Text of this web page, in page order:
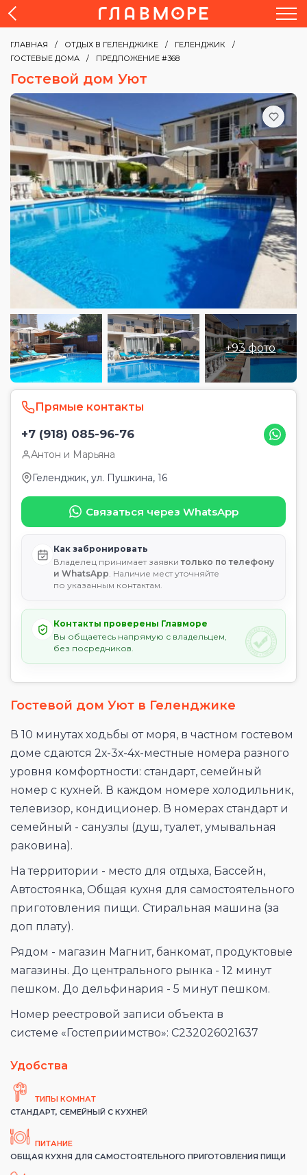
ГЛАВНАЯ ОТДЫХ В ГЕЛЕНДЖИКЕ
ГЕЛЕНДЖИК
ГОСТЕВЫЕ ДОМА
ПРЕДЛОЖЕНИЕ #368
Гостевой дом Уют
+93 фото
Прямые контакты
+7 (918) 085-96-76
Антон и Марьяна
Геленджик, ул. Пушкина, 16
Связаться через WhatsApp
Как забронировать
Владелец принимает заявкитолько по телефону
и WhatsApp . Наличие мест уточняйте
по указанным контактам.
Контакты проверены Главморе
Вы общаетесь напрямую с владельцем,
без посредников.
Гостевой дом Уют в Геленджике
В 10 минутах ходьбы от моря, в частном гостевом
доме сдаются 2х-3х-4х-местные номера разного
уровня комфортности: стандарт, семейный
номер с кухней. В каждом номере холодильник,
телевизор, кондиционер. В номерах стандарт и
семейный - санузлы (душ, туалет, умывальная
раковина).
На территории - место для отдыха, Бассейн,
Автостоянка, Общая кухня для самостоятельного
приготовления пищи. Стиральная машина (за
доп плату).
Рядом - магазин Магнит, банкомат, продуктовые
магазины. До центрального рынка - 12 минут
пешком. До дельфинария - 5 минут пешком.
Номер реестровой записи объекта в
системе «Гостеприимство»: С232026021637
Удобства
ТИПЫ КОМНАТ
СТАНДАРТ, СЕМЕЙНЫЙ С КУХНЕЙ
ПИТАНИЕ
ОБЩАЯ КУХНЯ ДЛЯ САМОСТОЯТЕЛЬНОГО ПРИГОТОВЛЕНИЯ ПИЩИ